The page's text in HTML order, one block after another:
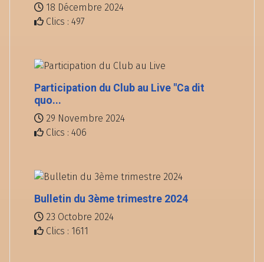
18 Décembre 2024
Clics : 497
Participation du Club au Live "Ca dit
quo...
29 Novembre 2024
Clics : 406
Bulletin du 3ème trimestre 2024
23 Octobre 2024
Clics : 1611